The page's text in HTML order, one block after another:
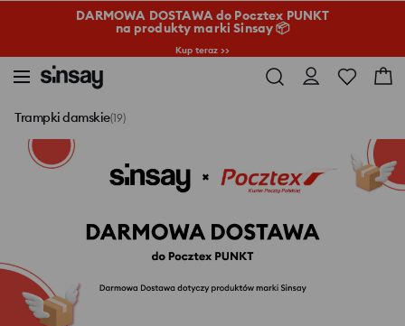
DARMOWA DOSTAWA do Pocztex PUNKT
na produkty marki Sinsay 📦
Kup teraz >>
Trampki damskie(19)